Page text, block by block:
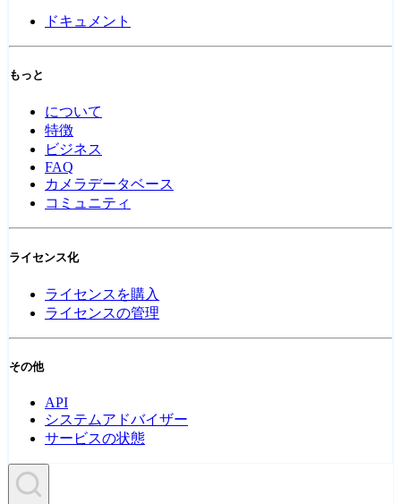
ドキュメント
もっと
について
特徴
ビジネス
FAQ
カメラデータベース
コミュニティ
ライセンス化
ライセンスを購入
ライセンスの管理
その他
API
システムアドバイザー
サービスの状態